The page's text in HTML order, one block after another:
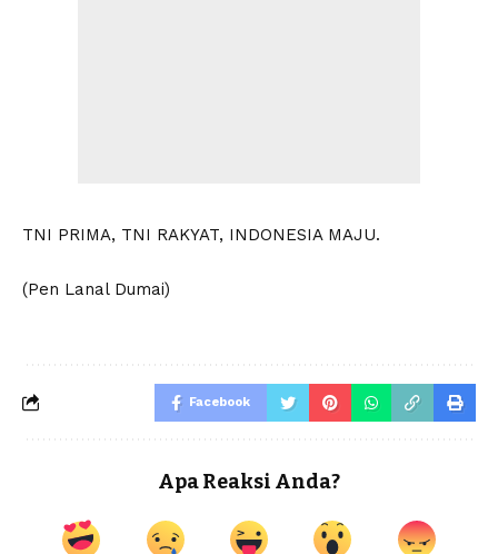
TNI PRIMA, TNI RAKYAT, INDONESIA MAJU.
(Pen Lanal Dumai)
Facebook
Apa Reaksi Anda?